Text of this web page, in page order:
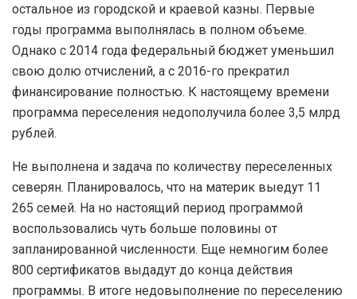
остальное из городской и краевой казны. Первые
годы программа выполнялась в полном объеме.
Однако с 2014 года федеральный бюджет уменьшил
свою долю отчислений, а с 2016-го прекратил
финансирование полностью. К настоящему времени
программа переселения недополучила более 3,5 млрд
рублей.
Не выполнена и задача по количеству переселенных
северян. Планировалось, что на материк выедут 11
265 семей. На но настоящий период программой
воспользовались чуть больше половины от
запланированной численности. Еще немногим более
800 сертификатов выдадут до конца действия
программы. В итоге недовыполнение по переселению